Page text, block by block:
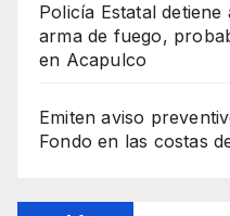
Policía Estatal
arma de fuego,
en Acapulco
Emiten aviso
Fondo en las costas